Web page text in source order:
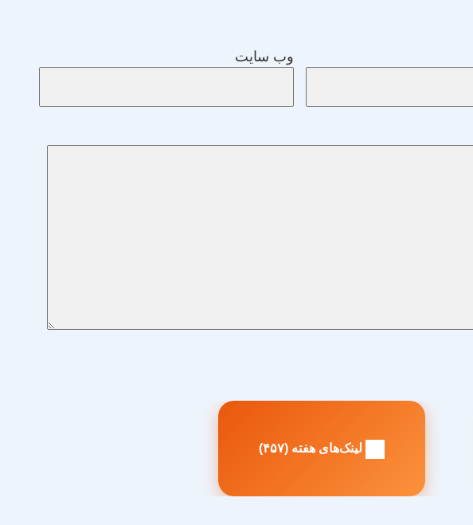
وب‌ سایت
راهبری
مطلب
لینک‌های هفته (۴۵۷)